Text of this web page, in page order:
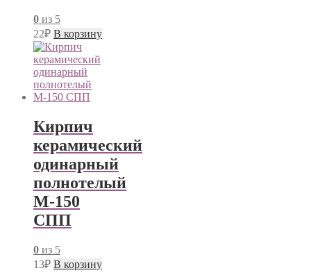
0 из 5
22₽ В корзину
Кирпич
керамический
одинарный
полнотелый
М-150
СПП
0 из 5
13₽ В корзину